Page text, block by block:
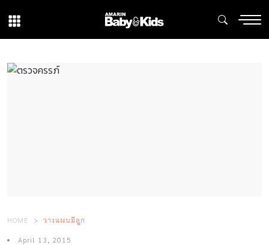
HOME วางแผนมีลูก
April 13, 2015